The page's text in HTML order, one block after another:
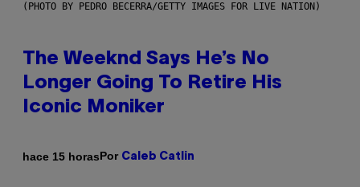
(PHOTO BY PEDRO BECERRA/GETTY IMAGES FOR LIVE NATION)
The Weeknd Says He’s No
Longer Going To Retire His
Iconic Moniker
hace 15 horasPor Caleb Catlin